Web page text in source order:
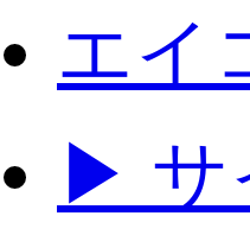
エイ
▶ サ